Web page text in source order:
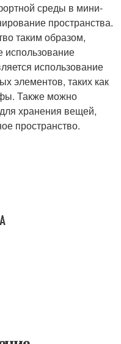
среды в мини-
пространства.
таким образом,
использование
использование
элементов, таких как
Также можно
хранения вещей,
пространство.